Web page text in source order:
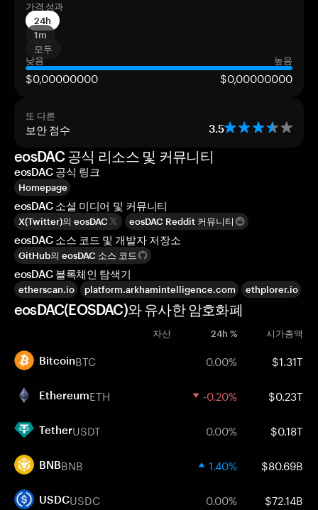
가격 성과
24h
1m
모두
낮음
높음
$0,00000000 $0,00000000
또 다른
보안 점수 3.5
eosDAC 공식 리소스 및 커뮤니티
eosDAC 공식 링크
Homepage
eosDAC 소셜 미디어 및 커뮤니티
X(Twitter)의 eosDAC eosDAC Reddit 커뮤니티
eosDAC 소스 코드 및 개발자 저장소
GitHub의 eosDAC 소스 코드
eosDAC 블록체인 탐색기
etherscan.io platform.arkhamintelligence.com ethplorer.io
eosDAC(EOSDAC)와 유사한 암호화폐
자산 24h % 시가총액
BitcoinBTC 0.00% $1.31T
EthereumETH -0.20% $0.23T
TetherUSDT 0.00% $0.18T
BNBBNB 1.40% $80.69B
USDCUSDC 0.00% $72.14B